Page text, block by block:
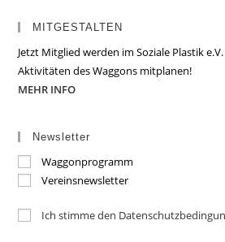
MITGESTALTEN
Jetzt Mitglied werden im Soziale Plastik
Aktivitäten des Waggons mitplanen!
MEHR INFO
Newsletter
Waggonprogramm
Vereinsnewsletter
Ich stimme den